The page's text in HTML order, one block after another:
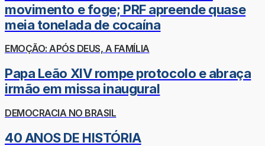
movimento e foge; PRF apreende quase
meia tonelada de cocaína
EMOÇÃO: APÓS DEUS, A FAMÍLIA
Papa Leão XIV rompe protocolo e abraça
irmão em missa inaugural
DEMOCRACIA NO BRASIL
40 ANOS DE HISTÓRIA